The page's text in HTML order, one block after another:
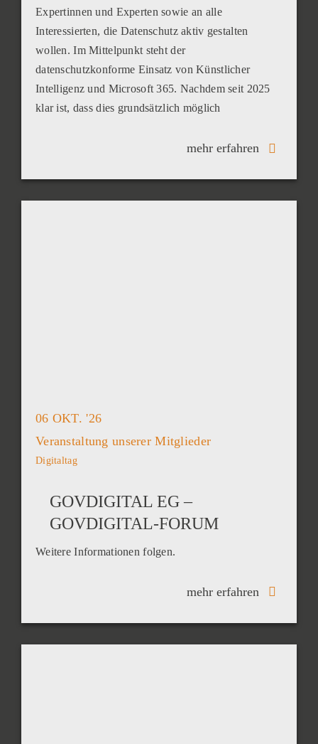
Expertinnen und Experten sowie an alle
Interessierten, die Datenschutz aktiv gestalten
wollen. Im Mittelpunkt steht der
datenschutzkonforme Einsatz von Künstlicher
Intelligenz und Microsoft 365. Nachdem seit 2025
klar ist, dass dies grundsätzlich möglich
mehr erfahren
06 OKT. '26
Veranstaltung unserer Mitglieder
Digitaltag
GOVDIGITAL EG –
GOVDIGITAL-FORUM
Weitere Informationen folgen.
mehr erfahren